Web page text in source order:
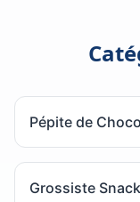
Pépite de
Grossiste